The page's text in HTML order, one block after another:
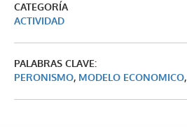
CATEGORÍA
ACTIVIDAD
PALABRAS CLAVE:
PERONISMO, MODELO ECONOMICO,